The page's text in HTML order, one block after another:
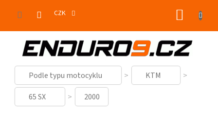
CZK
Podle typu motocyklu
KTM
65 SX
2000